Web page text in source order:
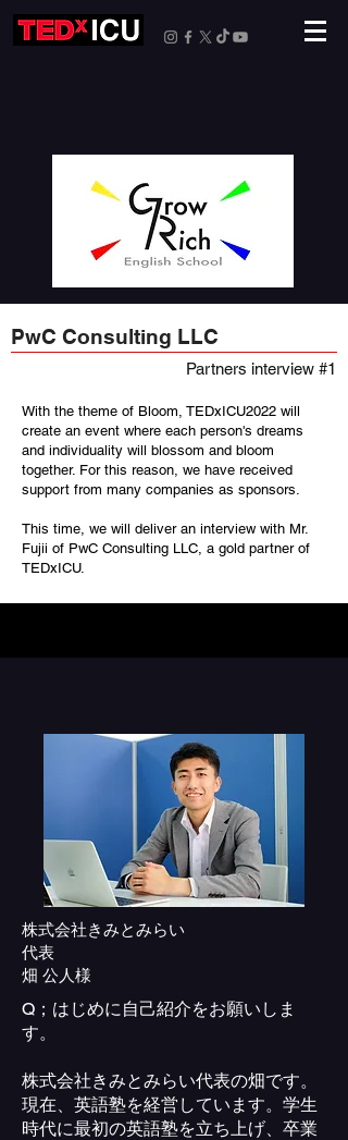
PwC Consulting LLC
Partners interview #1
With the theme of Bloom, TEDxICU2022 will
create an event where each person's dreams
and individuality will blossom and bloom
together. For this reason, we have received
support from many companies as sponsors.
This time, we will deliver an interview with Mr.
Fujii of PwC Consulting LLC, a gold partner of
TEDxICU.
株式会社きみとみらい
代表
​畑 公人様
Q；はじめに自己紹介をお願いしま
す。
株式会社きみとみらい代表の畑です。
現在、英語塾を経営しています。学生
時代に最初の英語塾を立ち上げ、卒業